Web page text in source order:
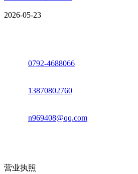
2026-05-23
0792-4688066
13870802760
n969408@qq.com
营业执照